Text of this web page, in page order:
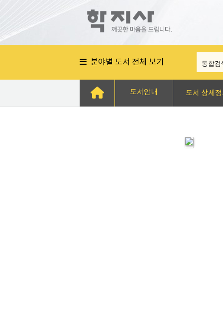
분야별 도서 전체 보기
도서안내 도서 상세